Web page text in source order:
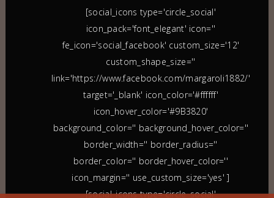
[social_icons type='circle_social'
icon_pack='font_elegant' icon=''
fe_icon='social_facebook' custom_size='12'
custom_shape_size=''
link='https://www.facebook.com/margaroli1882/'
target='_blank' icon_color='#ffffff'
icon_hover_color='#9B3820'
background_color='' background_hover_color=''
border_width='' border_radius=''
border_color='' border_hover_color=''
icon_margin='' use_custom_size='yes' ]
[social_icons type='circle_social'